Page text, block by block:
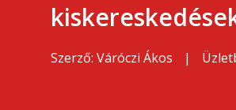
Szerző: Váróczi Ákos |